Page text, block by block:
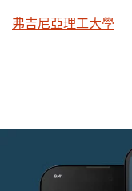
弗吉尼亞理工大學